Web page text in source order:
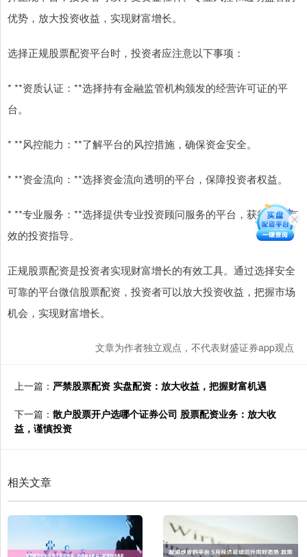
优势，放大投资收益，实现财富增长。
选择正规股票配资平台时，投资者应注意以下事项：
* **资质认证：**选择持有金融监管机构颁发的经营许可证的平
台。
* **风控能力：**了解平台的风控措施，确保资金安全。
* **资金流向：**选择资金流向透明的平台，保障投资者权益。
* **专业服务：**选择提供专业投资顾问服务的平台，获得及时有
效的投资指导。
正规股票配资是投资者实现财富增长的有效工具。通过选择安全
可靠的平台微信股票配资，投资者可以放大投资收益，把握市场
机会，实现财富增长。
文章为作者独立观点，不代表财盛证券app观点
上一篇： 严禁股票配资 实盘配资：放大收益，把握财富机遇
下一篇： 散户股票开户选哪个证券公司 股票配资业务：放大收
益，谨慎投资
相关文章